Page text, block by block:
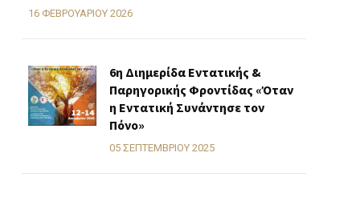
16 ΦΕΒΡΟΥΑΡΊΟΥ 2026
6η Διημερίδα Εντατικής &
Παρηγορικής Φροντίδας «Όταν
η Εντατική Συνάντησε τον
Πόνο»
05 ΣΕΠΤΕΜΒΡΊΟΥ 2025